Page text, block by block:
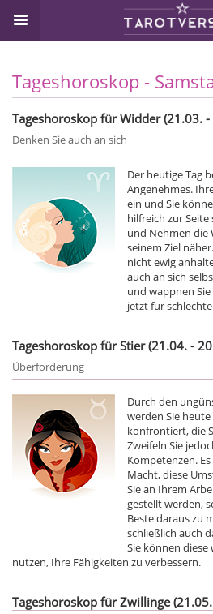
Tageshoroskop -
Tageshoroskop für Widder (21.03. -
Denken Sie auch an sich
Der heutige Tag
Angenehmes.
ein und Sie
hilfreich zur Seite
und Nehmen die
seinem Ziel
nicht ewig
auch an sich
und wappnen Sie
jetzt für
Tageshoroskop für Stier (21.04. -
Überforderung
Durch den
werden Sie
konfrontiert, die
Zweifeln Sie
Kompetenzen.
Macht, diese
Sie an Ihrem
gestellt werden,
Beste daraus zu
schließlich auch
Sie können
nutzen, Ihre Fähigkeiten zu verbessern.
Tageshoroskop für Zwillinge